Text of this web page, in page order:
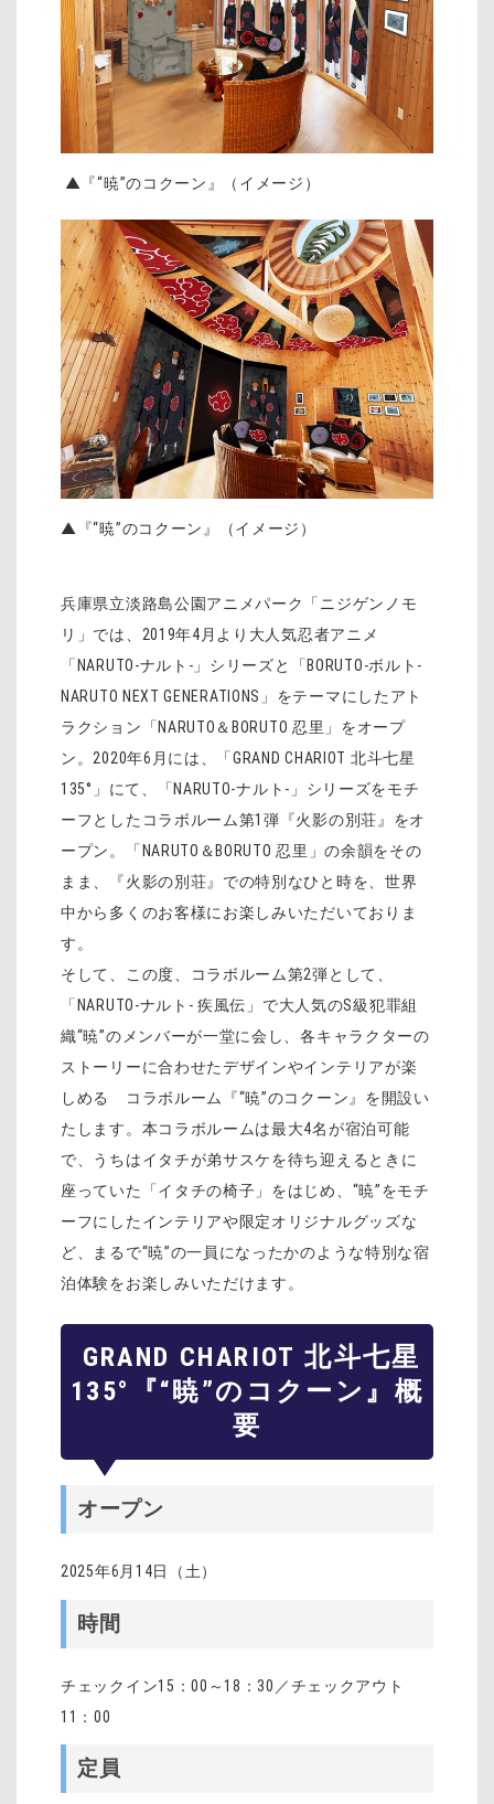
▲『“暁”のコクーン』（イメージ）
▲『“暁”のコクーン』（イメージ）
兵庫県立淡路島公園アニメパーク「ニジゲンノモ
リ」では、2019年4月より大人気忍者アニメ
「NARUTO-ナルト-」シリーズと「BORUTO-ボルト-
NARUTO NEXT GENERATIONS」をテーマにしたアト
ラクション「NARUTO＆BORUTO 忍里」をオープ
ン。2020年6月には、「GRAND CHARIOT 北斗七星
135°」にて、「NARUTO-ナルト-」シリーズをモチ
ーフとしたコラボルーム第1弾『火影の別荘』をオ
ープン。「NARUTO＆BORUTO 忍里」の余韻をその
まま、『火影の別荘』での特別なひと時を、世界
中から多くのお客様にお楽しみいただいておりま
す。
そして、この度、コラボルーム第2弾として、
「NARUTO-ナルト- 疾風伝」で大人気のS級犯罪組
織“暁”のメンバーが一堂に会し、各キャラクターの
ストーリーに合わせたデザインやインテリアが楽
しめる コラボルーム『“暁”のコクーン』を開設い
たします。本コラボルームは最大4名が宿泊可能
で、うちはイタチが弟サスケを待ち迎えるときに
座っていた「イタチの椅子」をはじめ、“暁”をモチ
ーフにしたインテリアや限定オリジナルグッズな
ど、まるで“暁”の一員になったかのような特別な宿
泊体験をお楽しみいただけます。
GRAND CHARIOT 北斗七星
135°『“暁”のコクーン』概
要
オープン
2025年6月14日（土）
時間
チェックイン15：00～18：30／チェックアウト
11：00
定員